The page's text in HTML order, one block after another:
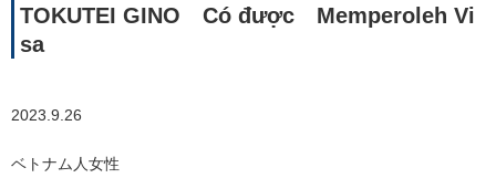
TOKUTEI GINO Có được Memperoleh Vi
sa
2023.9.26
ベトナム人女性